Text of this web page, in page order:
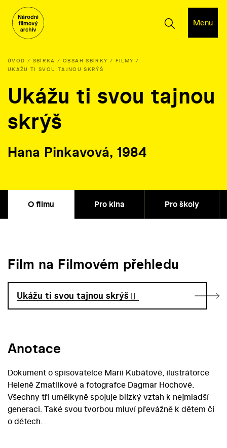
Menu
ÚVOD SBÍRKA OBSAH SBÍRKY
FILMY
UKÁŽU TI SVOU TAJNOU SKRÝŠ
Ukážu ti svou tajnou
skrýš
Hana Pinkavová, 1984
O filmu Pro kina Pro školy
Film na Filmovém přehledu
Ukážu ti svou tajnou skrýš
Anotace
Dokument o spisovatelce Marii Kubátové, ilustrátorce
Heleně Zmatlíkové a fotografce Dagmar Hochové.
Všechny tři umělkyně spojuje blízký vztah k nejmladší
generaci. Také svou tvorbou mluví převážně k dětem či
o dětech.